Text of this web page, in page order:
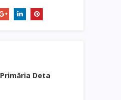
Primăria Deta